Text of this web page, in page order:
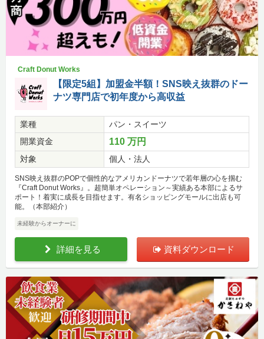
Craft Donut Works
【限定5組】加盟金半額！SNS映え抜群のドー
ナツ専門店で初年度から高収益
業種
パン・スイーツ
開業資金
110 万円
対象 個人・法人
SNS映え抜群のPOPで個性的なアメリカンドーナツで若年層の心を掴む
『Craft Donut Works』。超簡単オペレーション～実績ある本部によるサ
ポート！着実に成長を目指せます。有名ショッピングモールに出店も可
能。（本部紹介）
未経験からオーナーに
詳細を見る 資料ダウンロード